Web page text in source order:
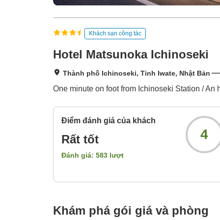
Khách sạn công tác
Hotel Matsunoka Ichinoseki
Thành phố Ichinoseki, Tỉnh Iwate, Nhật Bản
One minute on foot from Ichinoseki Station /
Điểm đánh giá của khách
Rất tốt
Đánh giá: 583 lượt
4
Khám phá gói giá và phòng